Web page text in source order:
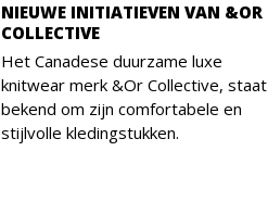
NIEUWE INITIATIEVEN VAN &OR
COLLECTIVE
Het Canadese duurzame luxe
knitwear merk &Or Collective, staat
bekend om zijn comfortabele en
stijlvolle kledingstukken.